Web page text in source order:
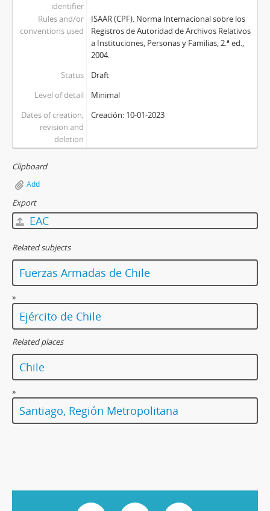
identifier
Rules and/or
conventions used
ISAAR (CPF). Norma Internacional sobre los
Registros de Autoridad de Archivos Relativos
a Instituciones, Personas y Familias, 2.ª ed.,
2004.
Status
Draft
Level of detail
Minimal
Dates of creation,
revision and
deletion
Creación: 10-01-2023
Clipboard
Add
Export
EAC
Related subjects
Fuerzas Armadas de Chile
»
Ejército de Chile
Related places
Chile
»
Santiago, Región Metropolitana